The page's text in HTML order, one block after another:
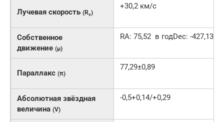
Лучевая скорость (Rv)
+30,2 км/c
Собственное
движение (μ)
RA: 75,52 в годDec: -427,13 в
Параллакс (π)
77,29±0,89
Абсолютная звёздная
величина (V)
-0,5+0,14/+0,29